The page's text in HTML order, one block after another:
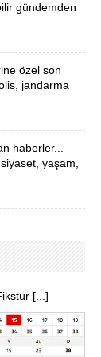
gündemden
özel son
jandarma
haberler...
yaşam,
[...]